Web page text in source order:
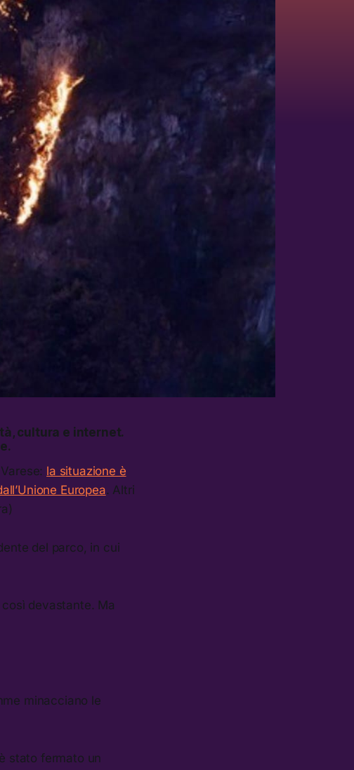
cultura e internet.
la situazione è
Europea. Altri
del parco, in cui
devastante. Ma
minacciano le
stato fermato un